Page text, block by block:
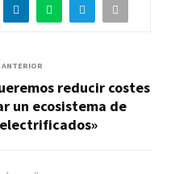
reducir costes
un ecosistema de